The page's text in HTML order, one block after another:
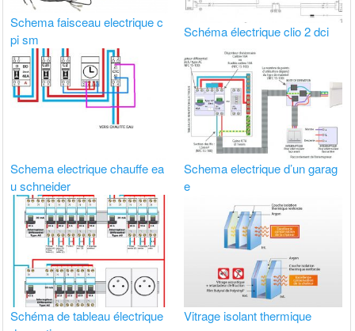
Schema faisceau electrique c
pi sm
Schéma électrique clio 2 dci
Schema electrique chauffe ea
u schneider
Schema electrique d’un garag
e
Schéma de tableau électrique
Vitrage isolant thermique